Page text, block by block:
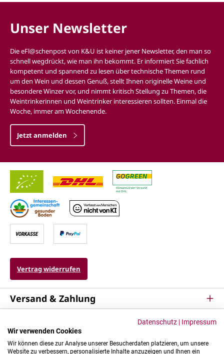
Unser Newsletter
Die eFl@schenpost von K&U ist keiner jener Newsletter, den man so
schnell wegdrückt, wie man ihn bekommt. Er informiert Sie fachlich
kompetent und spannend zu lesen über technische Themen rund
um den Wein und dessen Genuß, stellt Ihnen originelle Weine und
besondere Winzer vor, und nimmt kritisch Stellung zu Themen, die
Weintrinkerinnen und Weintrinker interessieren sollten. Einmal die
Woche, immer am Wochenende.
Jetzt anmelden
Vertrag widerrufen
Versand & Zahlung
Kontakt & Mehr
Datenschutz | Impressum
Wir verwenden Cookies
Wir können diese zur Analyse unserer Besucherdaten platzieren, um unsere
Website zu verbessern, personalisierte Inhalte anzuzeigen und Ihnen ein